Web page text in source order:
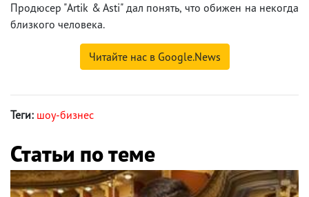
Продюсер "Artik & Asti" дал понять, что обижен на некогда
близкого человека.
Читайте нас в Google.News
Теги: шоу-бизнес
Статьи по теме